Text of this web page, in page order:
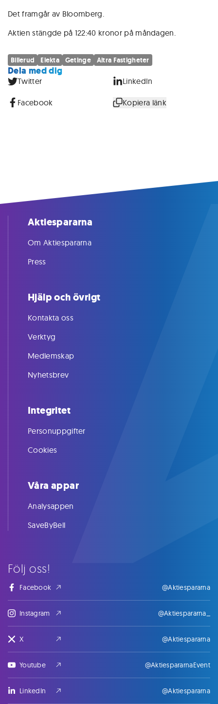
Det framgår av Bloomberg.
Aktien stängde på 122:40 kronor på måndagen.
Billerud Elekta Getinge Altra Fastigheter
Dela med dig
Twitter LinkedIn
Facebook Kopiera länk
Följ oss!
Facebook @Aktiespararna
Instagram @Aktiespararna_
X @Aktiespararna
Youtube @AktiespararnaEvent
LinkedIn @Aktiespararna
Aktiespararna
Om Aktiespararna
Press
Hjälp och övrigt
Kontakta oss
Verktyg
Medlemskap
Nyhetsbrev
Integritet
Personuppgifter
Cookies
Våra appar
Analysappen
SaveByBell